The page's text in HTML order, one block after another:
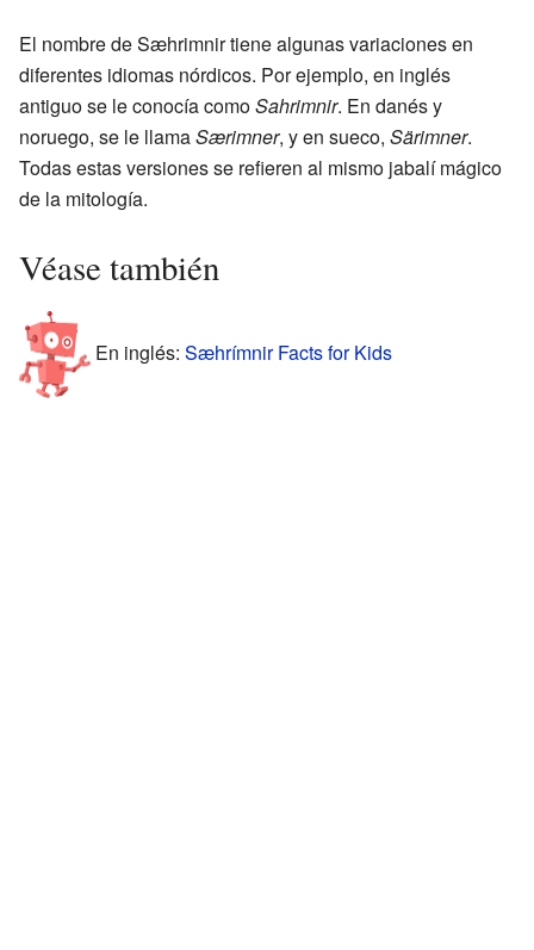
El nombre de Sæhrimnir tiene algunas variaciones en
diferentes idiomas nórdicos. Por ejemplo, en inglés
antiguo se le conocía comoSahrimnir. En danés y
noruego, se le llamaSærimner, y en sueco, Särimner.
Todas estas versiones se refieren al mismo jabalí mágico
de la mitología.
Véase también
En inglés: Sæhrímnir Facts for Kids